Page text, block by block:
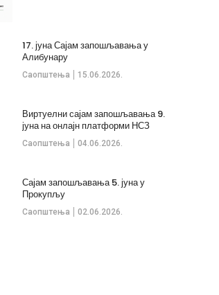
Саопштења 15.06.2026.
17. јуна Сајам запошљавања у
Алибунару
Саопштења 04.06.2026.
Виртуелни сајам запошљавања 9.
јуна на онлајн платформи НСЗ
Саопштења 02.06.2026.
Сајам запошљавања 5. јуна у
Прокупљу